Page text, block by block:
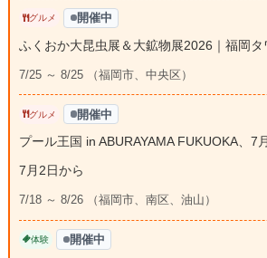
グルメ 開催中
ふくおか大昆虫展＆大鉱物展2026｜福岡
7/25 ～ 8/25 （福岡市、中央区）
グルメ 開催中
プール王国 in ABURAYAMA FUKUOKA、7
7月2日から
7/18 ～ 8/26 （福岡市、南区、油山）
体験 開催中